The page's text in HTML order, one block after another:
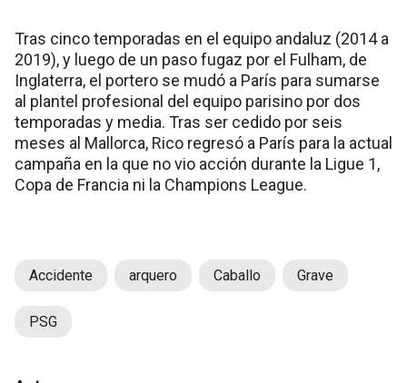
Tras cinco temporadas en el equipo andaluz (2014 a
2019), y luego de un paso fugaz por el Fulham, de
Inglaterra, el portero se mudó a París para sumarse
al plantel profesional del equipo parisino por dos
temporadas y media. Tras ser cedido por seis
meses al Mallorca, Rico regresó a París para la actual
campaña en la que no vio acción durante la Ligue 1,
Copa de Francia ni la Champions League.
Accidente arquero Caballo Grave
PSG